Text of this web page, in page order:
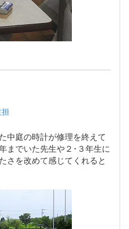
中庭の時計が修理を終えて
までいた先生や２･３年生に
さを改めて感じてくれると